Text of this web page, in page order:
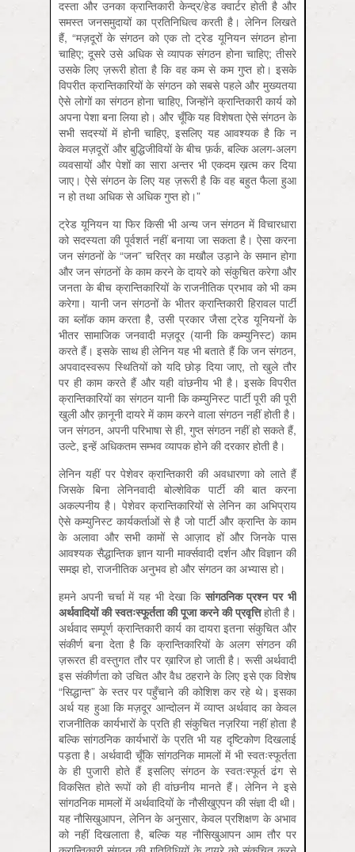
दस्ता और उनका क्रान्तिकारी केन्द्र/हेड क्वार्टर होती है और
समस्त जनसमुदायों का प्रतिनिधित्व करती है। लेनिन लिखते
हैं, “मज़दूरों के संगठन को एक तो ट्रेड यूनियन संगठन होना
चाहिए; दूसरे उसे अधिक से व्यापक संगठन होना चाहिए; तीसरे
उसके लिए ज़रूरी होता है कि वह कम से कम गुप्त हो। इसके
विपरीत क्रान्तिकारियों के संगठन को सबसे पहले और मुख्यतया
ऐसे लोगों का संगठन होना चाहिए, जिन्होंने क्रान्तिकारी कार्य को
अपना पेशा बना लिया हो। और चूँकि यह विशेषता ऐसे संगठन के
सभी सदस्यों में होनी चाहिए, इसलिए यह आवश्यक है कि न
केवल मज़दूरों और बुद्धिजीवियों के बीच फ़र्क, बल्कि अलग-अलग
व्यवसायों और पेशों का सारा अन्तर भी एकदम ख़त्म कर दिया
जाए। ऐसे संगठन के लिए यह ज़रूरी है कि वह बहुत फैला हुआ
न हो तथा अधिक से अधिक गुप्त हो।”
ट्रेड यूनियन या फिर किसी भी अन्य जन संगठन में विचारधारा
को सदस्यता की पूर्वशर्त नहीं बनाया जा सकता है। ऐसा करना
जन संगठनों के “जन” चरित्र का मखौल उड़ाने के समान होगा
और जन संगठनों के काम करने के दायरे को संकुचित करेगा और
जनता के बीच क्रान्तिकारियों के राजनीतिक प्रभाव को भी कम
करेगा। यानी जन संगठनों के भीतर क्रान्तिकारी हिरावल पार्टी
का ब्लॉक काम करता है, उसी प्रकार जैसा ट्रेड यूनियनों के
भीतर सामाजिक जनवादी मज़दूर (यानी कि कम्युनिस्ट) काम
करते हैं। इसके साथ ही लेनिन यह भी बताते हैं कि जन संगठन,
अपवादस्वरूप स्थितियों को यदि छोड़ दिया जाए, तो खुले तौर
पर ही काम करते हैं और यही वांछनीय भी है। इसके विपरीत
क्रान्तिकारियों का संगठन यानी कि कम्युनिस्ट पार्टी पूरी की पूरी
खुली और क़ानूनी दायरे में काम करने वाला संगठन नहीं होती है।
जन संगठन, अपनी परिभाषा से ही, गुप्त संगठन नहीं हो सकते हैं,
उल्टे, इन्हें अधिकतम सम्भव व्यापक होने की दरकार होती है।
लेनिन यहीं पर पेशेवर क्रान्तिकारी की अवधारणा को लाते हैं
जिसके बिना लेनिनवादी बोल्शेविक पार्टी की बात करना
अकल्पनीय है। पेशेवर क्रान्तिकारियों से लेनिन का अभिप्राय
ऐसे कम्युनिस्ट कार्यकर्ताओं से है जो पार्टी और क्रान्ति के काम
के अलावा और सभी कामों से आज़ाद हों और जिनके पास
आवश्यक सैद्धान्तिक ज्ञान यानी मार्क्सवादी दर्शन और विज्ञान की
समझ हो, राजनीतिक अनुभव हो और संगठन का अभ्यास हो।
हमने अपनी चर्चा में यह भी देखा किसांगठनिकप्रश्नपरभी
अर्थवादियोंकीस्वतःस्फूर्तताकीपूजाकरनेकीप्रवृत्तिहोती है।
अर्थवाद सम्पूर्ण क्रान्तिकारी कार्य का दायरा इतना संकुचित और
संकीर्ण बना देता है कि क्रान्तिकारियों के अलग संगठन की
ज़रूरत ही वस्तुगत तौर पर ख़ारिज हो जाती है। रूसी अर्थवादी
इस संकीर्णता को उचित और वैध ठहराने के लिए इसे एक विशेष
“सिद्धान्त” के स्तर पर पहुँचाने की कोशिश कर रहे थे। इसका
अर्थ यह हुआ कि मज़दूर आन्दोलन में व्याप्त अर्थवाद का केवल
राजनीतिक कार्यभारों के प्रति ही संकुचित नज़रिया नहीं होता है
बल्कि सांगठनिक कार्यभारों के प्रति भी यह दृष्टिकोण दिखलाई
पड़ता है। अर्थवादी चूँकि सांगठनिक मामलों में भी स्वतःस्फूर्तता
के ही पुजारी होते हैं इसलिए संगठन के स्वतःस्फूर्त ढंग से
विकसित होते रूपों को ही वांछनीय मानते हैं। लेनिन ने इसे
सांगठनिक मामलों में अर्थवादियों के नौसीखुएपन की संज्ञा दी थी।
यह नौसिखुआपन, लेनिन के अनुसार, केवल प्रशिक्षण के अभाव
को नहीं दिखलाता है, बल्कि यह नौसिखुआपन आम तौर पर